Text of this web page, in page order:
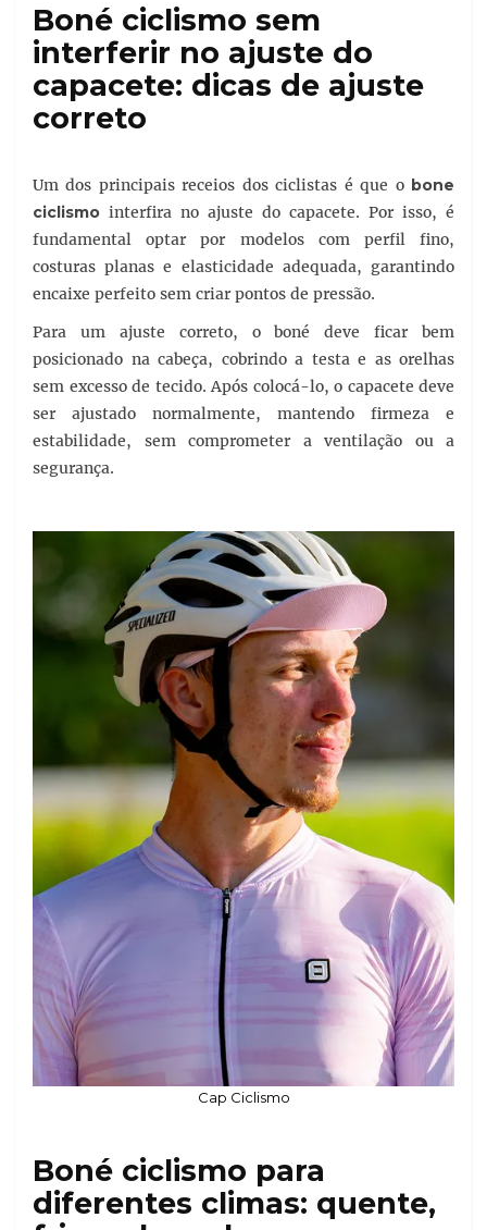
Boné ciclismo sem
interferir no ajuste do
capacete: dicas de ajuste
correto
Um dos principais receios dos ciclistas é que o bone
ciclismo interfira no ajuste do capacete. Por isso, é
fundamental optar por modelos com perfil fino,
costuras planas e elasticidade adequada, garantindo
encaixe perfeito sem criar pontos de pressão.
Para um ajuste correto, o boné deve ficar bem
posicionado na cabeça, cobrindo a testa e as orelhas
sem excesso de tecido. Após colocá-lo, o capacete deve
ser ajustado normalmente, mantendo firmeza e
estabilidade, sem comprometer a ventilação ou a
segurança.
Cap Ciclismo
Boné ciclismo para
diferentes climas: quente,